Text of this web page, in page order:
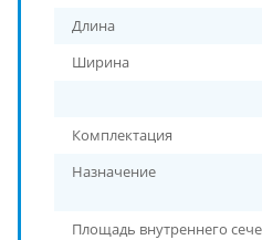
Длина
Ширина
Комплектация
Назначение
Площадь внутреннего